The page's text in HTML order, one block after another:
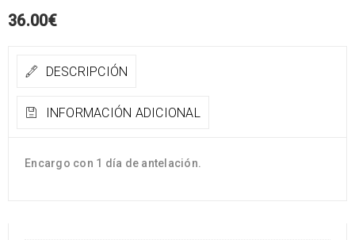
36.00€
DESCRIPCIÓN
INFORMACIÓN ADICIONAL
Encargo con 1 día de antelación.